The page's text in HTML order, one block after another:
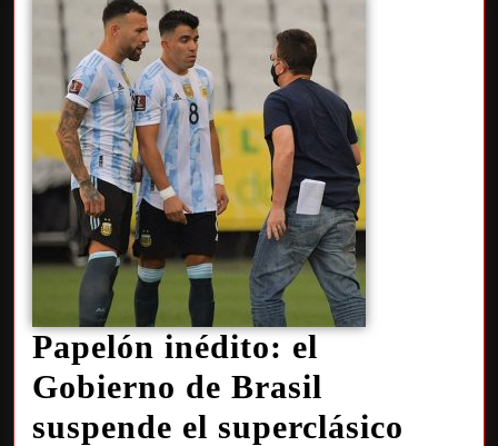
Papelón inédito: el
Gobierno de Brasil
suspende el superclásico